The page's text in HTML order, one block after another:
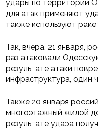
удары по территории
для атак применяют
также используют
Так, вчера, 21 января,
раз атаковали
результате атаки
инфраструктура, один
Также 20 января
многоэтажный жилой
результате удара